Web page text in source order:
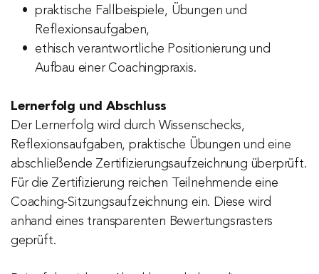
praktische Fallbeispiele, Übungen und
Reflexionsaufgaben,
ethisch verantwortliche Positionierung und
Aufbau einer Coachingpraxis.
Lernerfolg und Abschluss
Der Lernerfolg wird durch Wissenschecks,
Reflexionsaufgaben, praktische Übungen und eine
abschließende Zertifizierungsaufzeichnung überprüft.
Für die Zertifizierung reichen Teilnehmende eine
Coaching-Sitzungsaufzeichnung ein. Diese wird
anhand eines transparenten Bewertungsrasters
geprüft.